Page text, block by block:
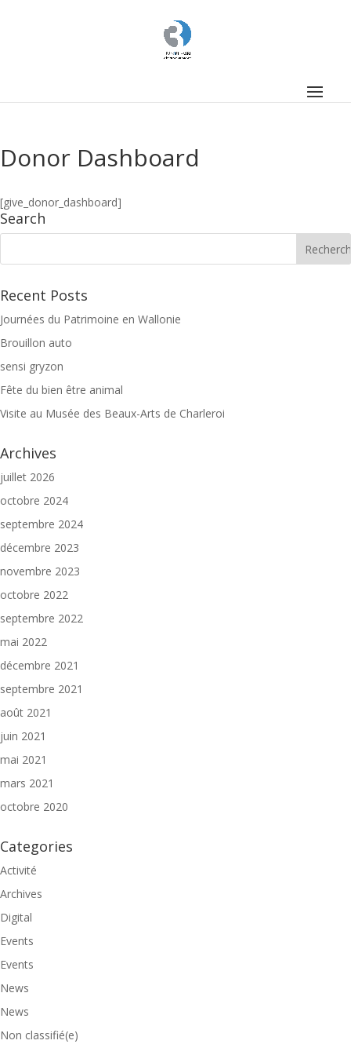
Donor Dashboard
[give_donor_dashboard]
Search
Recent Posts
Journées du Patrimoine en Wallonie
Brouillon auto
sensi gryzon
Fête du bien être animal
Visite au Musée des Beaux-Arts de Charleroi
Archives
juillet 2026
octobre 2024
septembre 2024
décembre 2023
novembre 2023
octobre 2022
septembre 2022
mai 2022
décembre 2021
septembre 2021
août 2021
juin 2021
mai 2021
mars 2021
octobre 2020
Categories
Activité
Archives
Digital
Events
Events
News
News
Non classifié(e)